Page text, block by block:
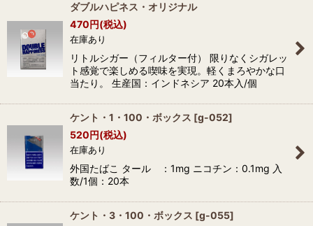
ダブルハピネス・オリジナル
470円(税込)
在庫あり
リトルシガー（フィルター付） 限りなくシガレッ
ト感覚で楽しめる喫味を実現。軽くまろやかな口
当たり。 生産国：インドネシア 20本入/個
ケント・1・100・ボックス [g-052]
520円(税込)
在庫あり
外国たばこ タール ：1mg ニコチン：0.1mg 入
数/1個：20本
ケント・3・100・ボックス [g-055]